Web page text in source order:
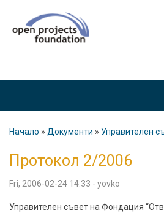
Начало Документи Управителен
Протокол 2/2006
Fri, 2006-02-24 14:33 - yovko
Управителен съвет на Фондация